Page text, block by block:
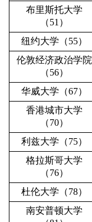
布里斯托大学
（51 ）
纽约大学（55）
伦敦经济政治学院
（56）
华威大学（67）
香港城市大学
（70）
利兹大学（75）
格拉斯哥大学
（76）
杜伦大学（78）
南安普顿大学